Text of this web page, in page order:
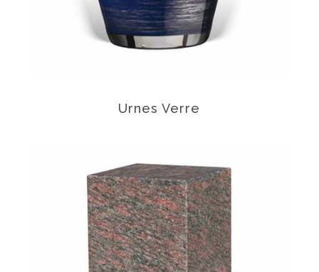
Urnes Verre